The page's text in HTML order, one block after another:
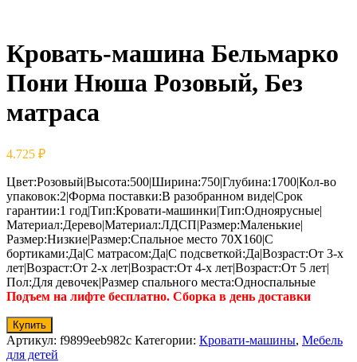
Кровать-машина Бельмарко
Пони Нюша Розовый, Без
матраса
4.725 ₽
Цвет:Розовый|Высота:500|Ширина:750|Глубина:1700|Кол-во
упаковок:2|Форма поставки:В разобранном виде|Срок
гарантии:1 год|Тип:Кровати-машинки|Тип:Одноярусные|
Материал:Дерево|Материал:ЛДСП|Размер:Маленькие|
Размер:Низкие|Размер:Спальное место 70Х160|С
бортиками:Да|С матрасом:Да|С подсветкой:Да|Возраст:От 3-х
лет|Возраст:От 2-х лет|Возраст:От 4-х лет|Возраст:От 5 лет|
Пол:Для девочек|Размер спального места:Односпальные
Подъем на лифте бесплатно. Сборка в день доставки
Купить
Артикул: f9899eeb982c Категории: Кровати-машины, Мебель
для детей